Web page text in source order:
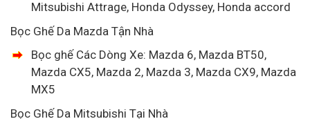
Mitsubishi Attrage, Honda Odyssey, Honda accord
Bọc Ghế Da Mazda Tận Nhà
Bọc ghế Các Dòng Xe: Mazda 6, Mazda BT50,
Mazda CX5, Mazda 2, Mazda 3, Mazda CX9, Mazda
MX5
Bọc Ghế Da Mitsubishi Tại Nhà